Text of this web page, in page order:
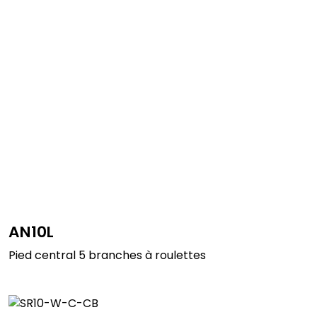
AN10L
Pied central 5 branches à roulettes